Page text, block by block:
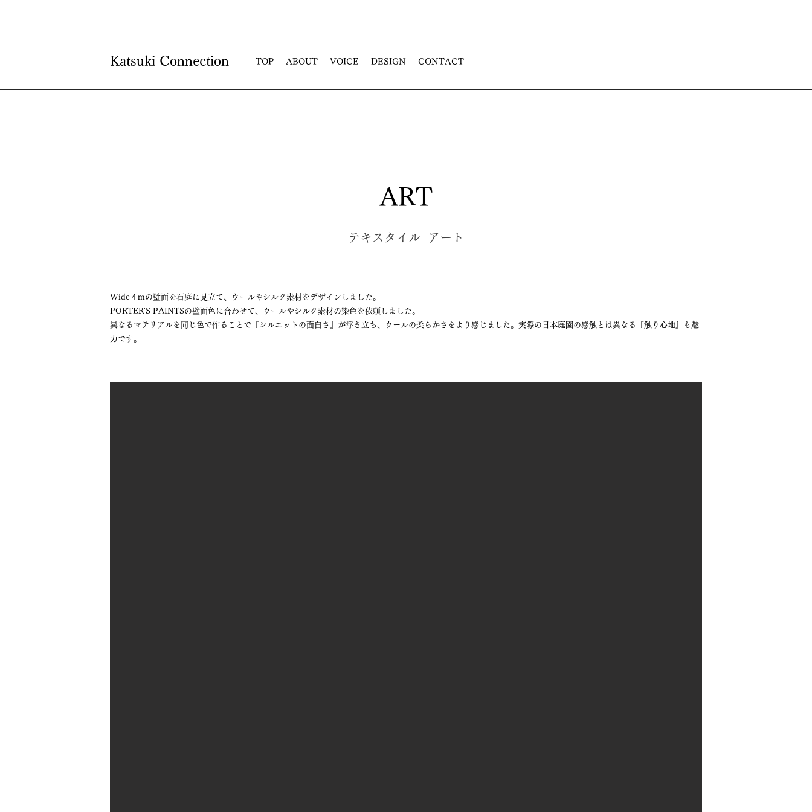
Katsuki Connection TOP ABOUT VOICE DESIGN CONTACT
ART
Wide４mの壁面を石庭に見立て、ウールやシルク素材をデザインしました。
PORTER'S PAINTSの壁面色に合わせて、ウールやシルク素材の染色を依頼しました。
異なるマテリアルを同じ色で作ることで『シルエットの面白さ』が浮き立ち、ウールの柔らかさをより感じました。実際の日本庭園の感触とは異なる『触り心地』も魅
力です。
テキスタイル アート